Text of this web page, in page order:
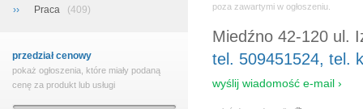
›› Praca (409)
przedział cenowy
pokaż ogłoszenia, które miały podaną
cenę za produkt lub usługi
poza zawartymi w ogłoszeniu.
Miedźno 42-120 ul.
tel. 509451524, tel.
wyślij wiadomość e-mail ›